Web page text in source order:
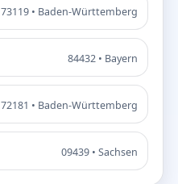
73119 • Baden-Württemberg
84432 • Bayern
72181 • Baden-Württemberg
09439 • Sachsen